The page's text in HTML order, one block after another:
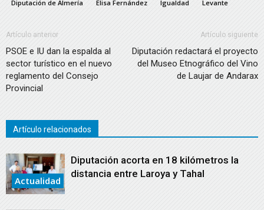
Diputación de Almería
Elisa Fernández Igualdad Levante
Artículo anterior
PSOE e IU dan la espalda al
sector turístico en el nuevo
reglamento del Consejo
Provincial
Artículo siguiente
Diputación redactará el proyecto
del Museo Etnográfico del Vino
de Laujar de Andarax
Artículo relacionados
Actualidad
Diputación acorta en 18 kilómetros la
distancia entre Laroya y Tahal